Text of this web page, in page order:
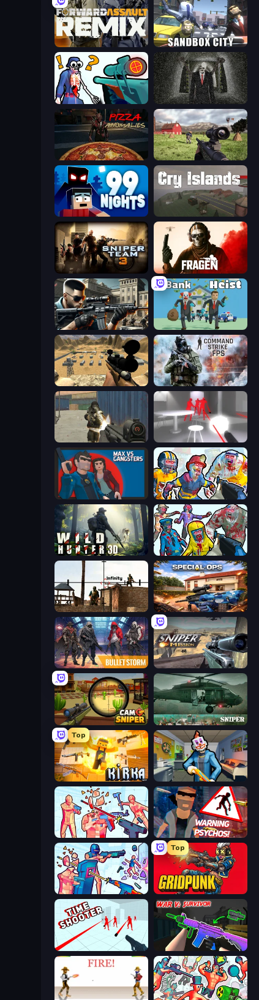
Forward Assault Remix Sandbox City
Sniper Shot: Bullet Time Slenderman Must Die: Underground Bunker
Pizza Anomalies Dead Zed
99 Nights (Bloxd.io)
Sniper Team 3 Fragen
Sure Shot Bank Heist
Ghost Sniper Command Strike FPS
Masked Forces SuperHot
Max vs Gangsters Zombies Shooter: Part 2
Wild Hunter 3D Zombies Shooter
Lethal Sniper 3D: Army Soldier Special Ops: GO
Bulletstorm Sniper Mission
Camo Sniper SNIPER
Top
Kirka.io Save the Hostages
Time Shooter 2 City of Psychos
Time Shooter 3: SWAT
Top
Time Shooter War V: Survivor